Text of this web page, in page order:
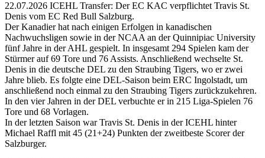
22.07.2026 ICEHL Transfer: Der EC KAC verpflichtet Travis St.
Denis vom EC Red Bull Salzburg.
Der Kanadier hat nach einigen Erfolgen in kanadischen
Nachwuchsligen sowie in der NCAA an der Quinnipiac University
fünf Jahre in der AHL gespielt. In insgesamt 294 Spielen kam der
Stürmer auf 69 Tore und 76 Assists. Anschließend wechselte St.
Denis in die deutsche DEL zu den Straubing Tigers, wo er zwei
Jahre blieb. Es folgte eine DEL-Saison beim ERC Ingolstadt, um
anschließend noch einmal zu den Straubing Tigers zurückzukehren.
In den vier Jahren in der DEL verbuchte er in 215 Liga-Spielen 76
Tore und 68 Vorlagen.
In der letzten Saison war Travis St. Denis in der ICEHL hinter
Michael Raffl mit 45 (21+24) Punkten der zweitbeste Scorer der
Salzburger.